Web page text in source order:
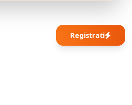
Registrati